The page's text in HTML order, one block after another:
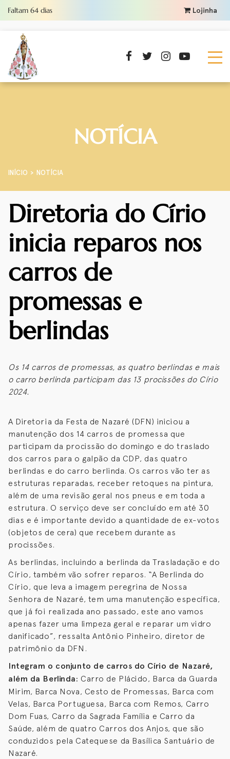
Faltam 64 dias Lojinha
NOTÍCIA
INÍCIO NOTÍCIA
Diretoria do Círio
inicia reparos nos
carros de
promessas e
berlindas
Os 14 carros de promessas, as quatro berlindas e mais
o carro berlinda participam das 13 procissões do Círio
2024.
A Diretoria da Festa de Nazaré (DFN) iniciou a
manutenção dos 14 carros de promessa que
participam da procissão do domingo e do traslado
dos carros para o galpão da CDP, das quatro
berlindas e do carro berlinda. Os carros vão ter as
estruturas reparadas, receber retoques na pintura,
além de uma revisão geral nos pneus e em toda a
estrutura. O serviço deve ser concluído em até 30
dias e é importante devido a quantidade de ex-votos
(objetos de cera) que recebem durante as
procissões.
As berlindas, incluindo a berlinda da Trasladação e do
Círio, também vão sofrer reparos. “A Berlinda do
Círio, que leva a imagem peregrina de Nossa
Senhora de Nazaré, tem uma manutenção específica,
que já foi realizada ano passado, este ano vamos
apenas fazer uma limpeza geral e reparar um vidro
danificado”, ressalta Antônio Pinheiro, diretor de
patrimônio da DFN.
Integram o conjunto de carros do Círio de Nazaré,
além da Berlinda: Carro de Plácido, Barca da Guarda
Mirim, Barca Nova, Cesto de Promessas, Barca com
Velas, Barca Portuguesa, Barca com Remos, Carro
Dom Fuas, Carro da Sagrada Família e Carro da
Saúde, além de quatro Carros dos Anjos, que são
conduzidos pela Catequese da Basílica Santuário de
Nazaré.